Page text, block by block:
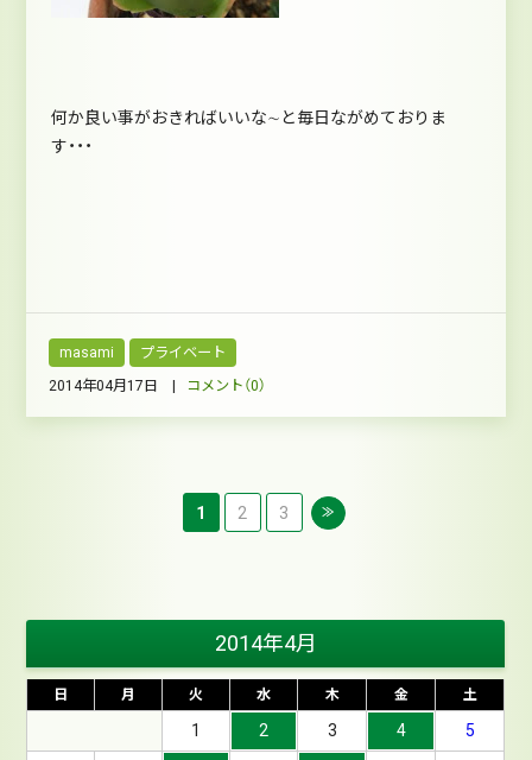
何か良い事がおきればいいな∼と毎日ながめておりま
す・・・
masami プライベート
2014年04月17日 | コメント（0）
1 2 3 ≫
2014年4月
日 月 火 水 木 金 土
1 2 3 4 5